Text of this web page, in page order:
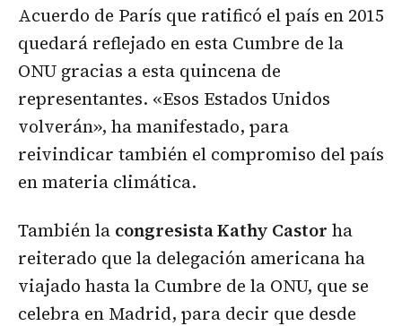
Acuerdo de París que ratificó el país en 2015
quedará reflejado en esta Cumbre de la
ONU gracias a esta quincena de
representantes. «Esos Estados Unidos
volverán», ha manifestado, para
reivindicar también el compromiso del país
en materia climática.
También la congresista Kathy Castor ha
reiterado que la delegación americana ha
viajado hasta la Cumbre de la ONU, que se
celebra en Madrid, para decir que desde